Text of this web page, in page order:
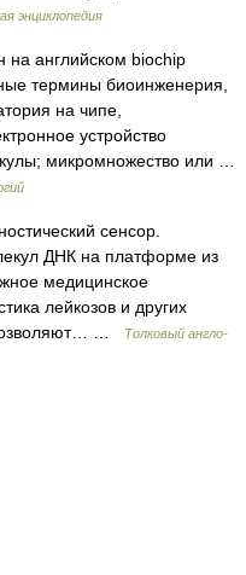
энциклопедия
английском biochip
термины биоинженерия,
на чипе,
устройство
микромножество или …
сенсор.
ДНК на платформе из
медицинское
лейкозов и других
…
Толковый англо-